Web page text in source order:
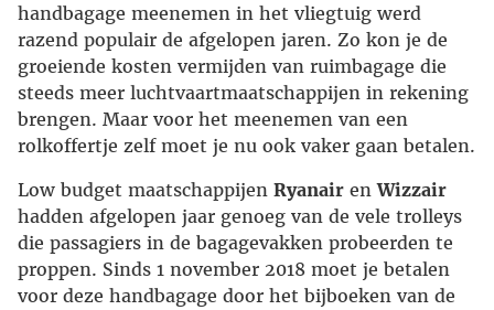
handbagage meenemen in het vliegtuig werd
razend populair de afgelopen jaren. Zo kon je de
groeiende kosten vermijden van ruimbagage die
steeds meer luchtvaartmaatschappijen in rekening
brengen. Maar voor het meenemen van een
rolkoffertje zelf moet je nu ook vaker gaan betalen.
Low budget maatschappijen Ryanair enWizzair
hadden afgelopen jaar genoeg van de vele trolleys
die passagiers in de bagagevakken probeerden te
proppen. Sinds 1 november 2018 moet je betalen
voor deze handbagage door het bijboeken van de